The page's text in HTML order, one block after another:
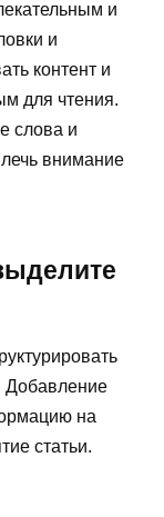
и
и
контент и
для чтения.
слова и
внимание
Добавление
на
статьи.